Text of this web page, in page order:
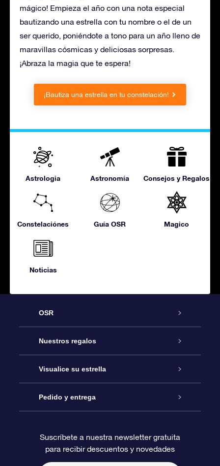
mágico! Empieza el año con una nota especial
bautizando una estrella con tu nombre o el de un
ser querido, poniéndote a tono para un año lleno de
maravillas cósmicas y deliciosas sorpresas.
¡Abraza la magia que te espera!
¡Bautiza una estrella en tu constelación!
Astrologia Astronomía Consejos y Regalos
Constelaciónes Guía OSR Magico
Noticias
OSR
Atención
Contáctanos
Blog
Reseñas
Nuestros regalos
Regalo Estrella Online
Paquete de Regalo OSR
Tarjeta de Regalo OSR
Visualice su estrella
Registro estelar
Página de Estrella Personalizada
Pedido y entrega
Información de Pago
Suscríbete a nuestra newsletter gratuita
para recibir descuentos y novedades